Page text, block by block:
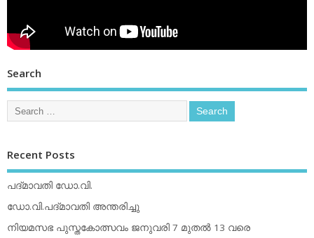
Search
Recent Posts
പദ്മാവതി ഡോ.വി.
ഡോ.വി.പദ്മാവതി അന്തരിച്ചു
നിയമസഭ പുസ്തകോത്സവം ജനുവരി 7 മുതല്‍ 13 വരെ